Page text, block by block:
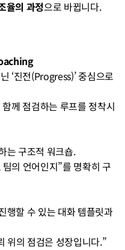
율의 과정으로 바뀝니다.
는 구조적 워크숍.
위의 점검은 성장입니다.”